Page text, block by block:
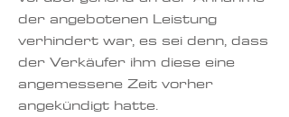
der angebotenen Leistung
verhindert war, es sei denn, dass
der Verkäufer ihm diese eine
angemessene Zeit vorher
angekündigt hatte.